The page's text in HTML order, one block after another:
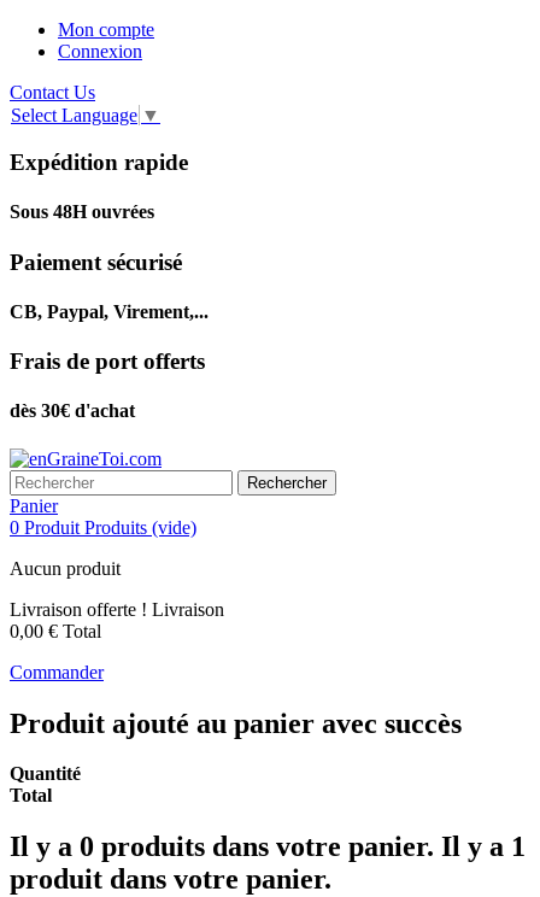
Mon compte
Connexion
Contact Us
Select Language ▼
Expédition rapide
Sous 48H ouvrées
Paiement sécurisé
CB, Paypal, Virement,...
Frais de port offerts
dès 30€ d'achat
Rechercher
Panier
0 Produit Produits (vide)
Aucun produit
Livraison offerte ! Livraison
0,00 € Total
Commander
Produit ajouté au panier avec succès
Quantité
Total
Il y a 0 produits dans votre panier. Il y a 1
produit dans votre panier.